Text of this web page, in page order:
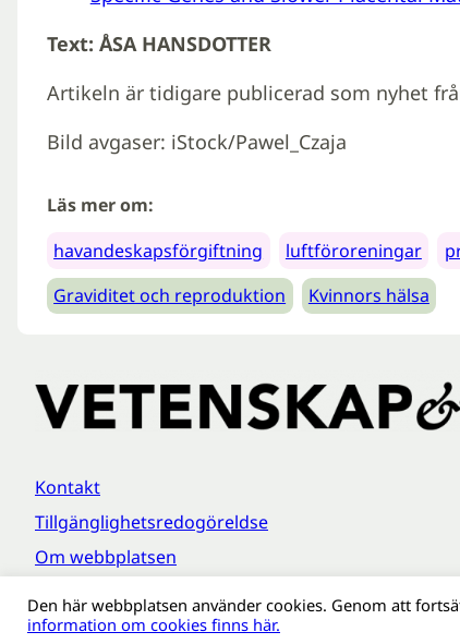
Text: ÅSA HANSDOTTER
Artikeln är tidigare publicerad som nyhet
Bild avgaser: iStock/Pawel_Czaja
Läs mer om:
havandeskapsförgiftning
luftföroreningar
Graviditet och reproduktion
Kvinnors hälsa
Kontakt
Tillgänglighetsredogöreldse
Om webbplatsen
Den här webbplatsen använder cookies. Genom att
information om cookies finns här.